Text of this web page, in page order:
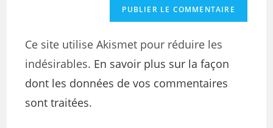
Ce site utilise Akismet pour réduire les
indésirables. En savoir plus sur la façon
dont les données de vos commentaires
sont traitées.